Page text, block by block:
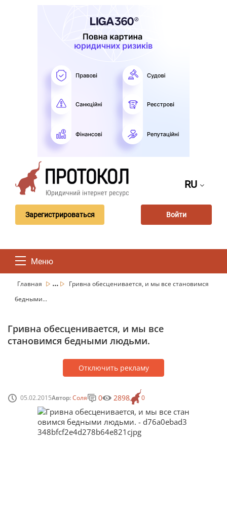
RU
Зарегистрироваться Войти
Меню
Главная ...
Гривна обесценивается, и мы все становимся
бедными...
Гривна обесценивается, и мы все
становимся бедными людьми.
Отключить рекламу
05.02.2015Автор:Соля 0
0 2898